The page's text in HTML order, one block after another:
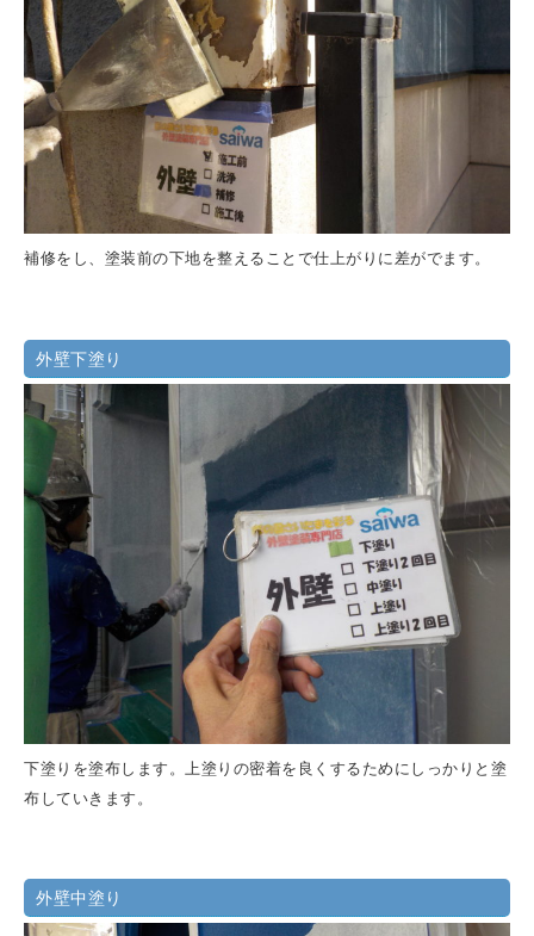
補修をし、塗装前の下地を整えることで仕上がりに差がでます。
外壁下塗り
下塗りを塗布します。上塗りの密着を良くするためにしっかりと塗
布していきます。
外壁中塗り